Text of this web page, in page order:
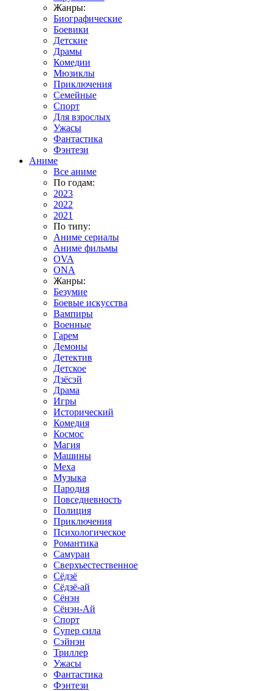
Жанры:
Биографические
Боевики
Детские
Драмы
Комедии
Мюзиклы
Приключения
Семейные
Спорт
Для взрослых
Ужасы
Фантастика
Фэнтези
Аниме
Все аниме
По годам:
2023
2022
2021
По типу:
Аниме сериалы
Аниме фильмы
OVA
ONA
Жанры:
Безумие
Боевые искусства
Вампиры
Военные
Гарем
Демоны
Детектив
Детское
Дзёсэй
Драма
Игры
Исторический
Комедия
Космос
Магия
Машины
Меха
Музыка
Пародия
Повседневность
Полиция
Приключения
Психологическое
Романтика
Самураи
Сверхъестественное
Сёдзё
Сёдзё-ай
Сёнэн
Сёнэн-Ай
Спорт
Супер сила
Сэйнэн
Триллер
Ужасы
Фантастика
Фэнтези